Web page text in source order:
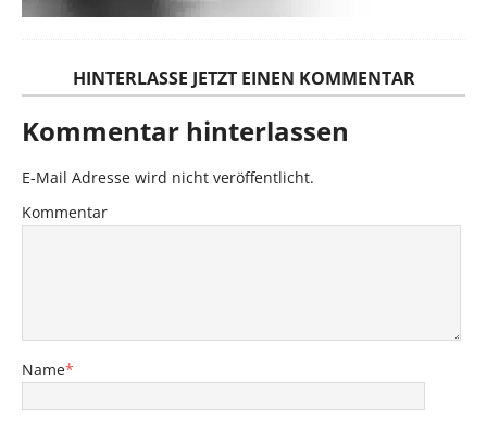
HINTERLASSE JETZT EINEN KOMMENTAR
Kommentar hinterlassen
E-Mail Adresse wird nicht veröffentlicht.
Kommentar
Name*